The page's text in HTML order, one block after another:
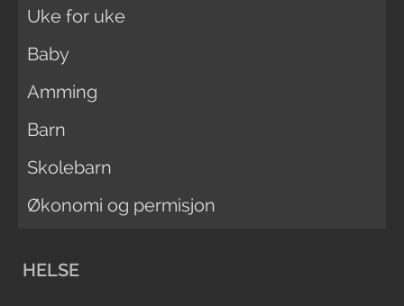
Uke for uke
Baby
Amming
Barn
Skolebarn
Økonomi og permisjon
HELSE